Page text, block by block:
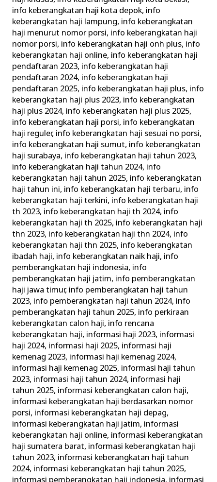
info keberangkatan haji kota depok, info
keberangkatan haji lampung, info keberangkatan
haji menurut nomor porsi, info keberangkatan haji
nomor porsi, info keberangkatan haji onh plus, info
keberangkatan haji online, info keberangkatan haji
pendaftaran 2023, info keberangkatan haji
pendaftaran 2024, info keberangkatan haji
pendaftaran 2025, info keberangkatan haji plus, info
keberangkatan haji plus 2023, info keberangkatan
haji plus 2024, info keberangkatan haji plus 2025,
info keberangkatan haji porsi, info keberangkatan
haji reguler, info keberangkatan haji sesuai no porsi,
info keberangkatan haji sumut, info keberangkatan
haji surabaya, info keberangkatan haji tahun 2023,
info keberangkatan haji tahun 2024, info
keberangkatan haji tahun 2025, info keberangkatan
haji tahun ini, info keberangkatan haji terbaru, info
keberangkatan haji terkini, info keberangkatan haji
th 2023, info keberangkatan haji th 2024, info
keberangkatan haji th 2025, info keberangkatan haji
thn 2023, info keberangkatan haji thn 2024, info
keberangkatan haji thn 2025, info keberangkatan
ibadah haji, info keberangkatan naik haji, info
pemberangkatan haji indonesia, info
pemberangkatan haji jatim, info pemberangkatan
haji jawa timur, info pemberangkatan haji tahun
2023, info pemberangkatan haji tahun 2024, info
pemberangkatan haji tahun 2025, info perkiraan
keberangkatan calon haji, info rencana
keberangkatan haji, informasi haji 2023, informasi
haji 2024, informasi haji 2025, informasi haji
kemenag 2023, informasi haji kemenag 2024,
informasi haji kemenag 2025, informasi haji tahun
2023, informasi haji tahun 2024, informasi haji
tahun 2025, informasi keberangkatan calon haji,
informasi keberangkatan haji berdasarkan nomor
porsi, informasi keberangkatan haji depag,
informasi keberangkatan haji jatim, informasi
keberangkatan haji online, informasi keberangkatan
haji sumatera barat, informasi keberangkatan haji
tahun 2023, informasi keberangkatan haji tahun
2024, informasi keberangkatan haji tahun 2025,